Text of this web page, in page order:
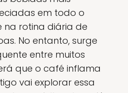
em todo o
na rotina diária de
No entanto, surge
entre muitos
que o café inflama
vai explorar essa